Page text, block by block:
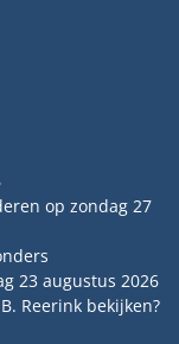
op zondag 27
23 augustus 2026
Reerink bekijken?